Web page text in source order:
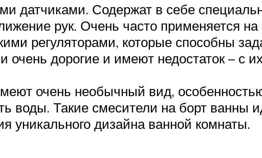
датчиками. Содержат в себе
рук. Очень часто применяется на
регуляторами, которые способны
очень дорогие и имеют недостаток – с
очень необычный вид,
воды. Такие смесители на борт ванны
уникального дизайна ванной комнаты.